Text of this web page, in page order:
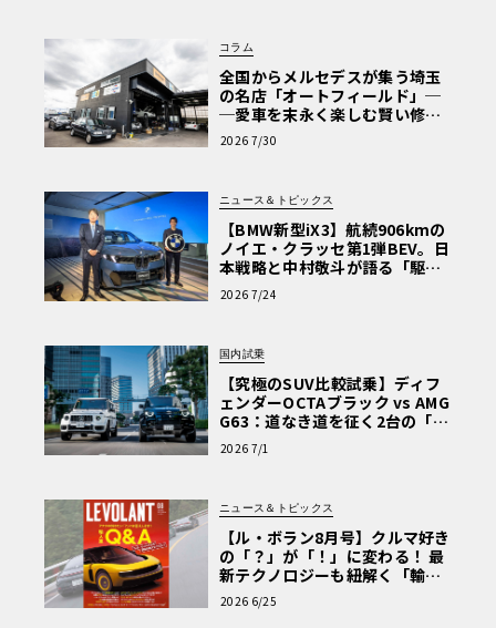
コラム
全国からメルセデスが集う埼玉
の名店「オートフィールド」─
─愛車を末永く楽しむ賢い修理
術と、プロがフックス製オイル
を選ぶ理由〈PR〉
2026 7/30
ニュース＆トピックス
【BMW新型iX3】航続906kmの
ノイエ・クラッセ第1弾BEV。日
本戦略と中村敬斗が語る「駆け
ぬける歓び」
2026 7/24
国内試乗
【究極のSUV比較試乗】ディフ
ェンダーOCTAブラック vs AMG
G63：道なき道を征く2台の「対
極的アプローチ」
2026 7/1
ニュース＆トピックス
【ル・ボラン8月号】クルマ好き
の「？」が「！」に変わる！ 最
新テクノロジーも紐解く「輸入
車Q&A」
2026 6/25